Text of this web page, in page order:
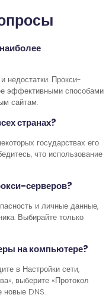
недостатки. Прокси-
эффективными способами
сайтам.
странах?
государствах его
что использование
серверов?
и личные данные,
Выбирайте только
на компьютере?
в Настройки сети,
выберите «Протокол
новые DNS.